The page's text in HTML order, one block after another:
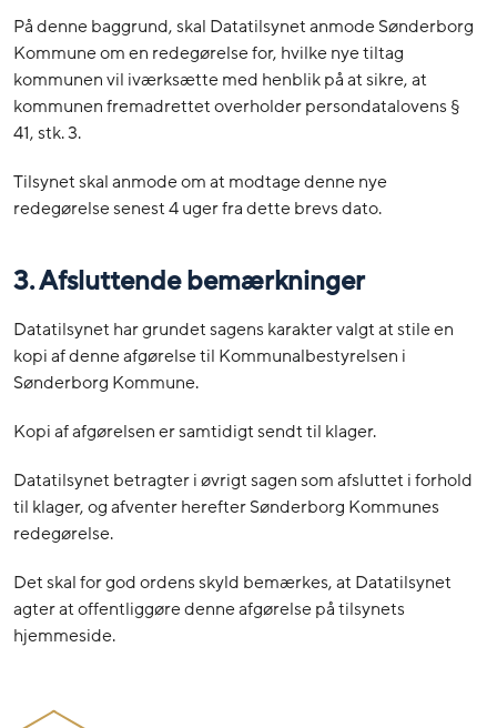
På denne baggrund, skal Datatilsynet anmode Sønderborg
Kommune om en redegørelse for, hvilke nye tiltag
kommunen vil iværksætte med henblik på at sikre, at
kommunen fremadrettet overholder persondatalovens §
41, stk. 3.
Tilsynet skal anmode om at modtage denne nye
redegørelse senest 4 uger fra dette brevs dato.
3. Afsluttende bemærkninger
Datatilsynet har grundet sagens karakter valgt at stile en
kopi af denne afgørelse til Kommunalbestyrelsen i
Sønderborg Kommune.
Kopi af afgørelsen er samtidigt sendt til klager.
Datatilsynet betragter i øvrigt sagen som afsluttet i forhold
til klager, og afventer herefter Sønderborg Kommunes
redegørelse.
Det skal for god ordens skyld bemærkes, at Datatilsynet
agter at offentliggøre denne afgørelse på tilsynets
hjemmeside.